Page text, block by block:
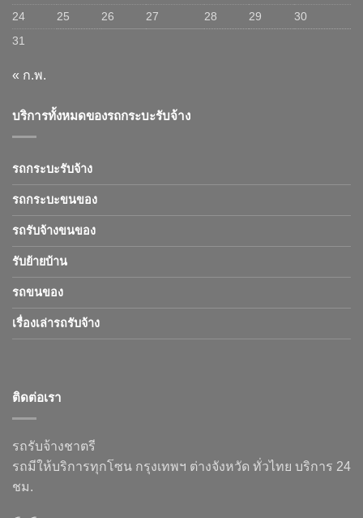
24
25 26 27 28 29
30
31
« ก.พ.
บริการทั้งหมดของรถกระบะรับจ้าง
รถกระบะรับจ้าง
รถกระบะขนของ
รถรับจ้างขนของ
รับย้ายบ้าน
รถขนของ
เรื่องเล่ารถรับจ้าง
ติดต่อเรา
รถรับจ้างชาตรี
รถมีให้บริการทุกโซน กรุงเทพฯ ต่างจังหวัด ทั่วไทย บริการ 24
ชม.